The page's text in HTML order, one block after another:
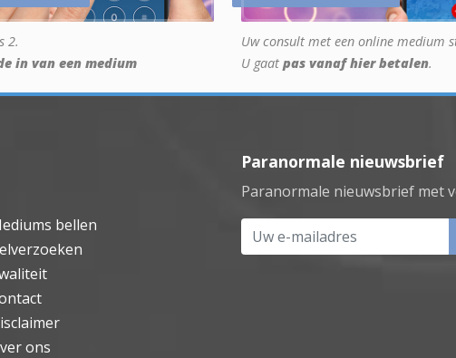
2.
in van een medium
Uw consult met een online medium
U gaat pas vanaf hier betalen.
bellen
ons
Paranormale nieuwsbrief
Paranormale nieuwsbrief met
Uw e-mailadres